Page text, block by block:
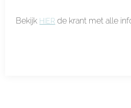
Bekijk HIER de krant met alle